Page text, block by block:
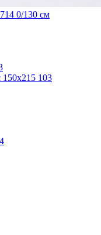
0/130 см
103